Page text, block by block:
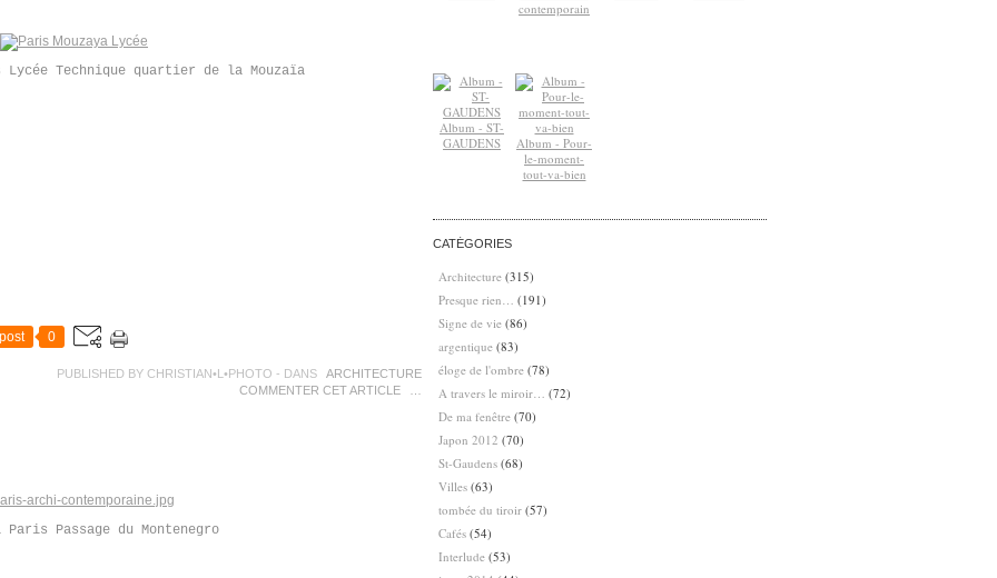
Lycée Technique quartier de la Mouzaïa
0
PUBLISHED BY CHRISTIAN•L•PHOTO - DANS
ARCHITECTURE
COMMENTER CET ARTICLE
Paris Passage du Montenegro
contemporain
Album - ST-
GAUDENS
Album - Pour-
le-moment-
tout-va-bien
CATÉGORIES
Architecture (315)
Presque rien…
(191)
Signe de vie (86)
argentique (83)
éloge de l'ombre (78)
A travers le miroir…
(72)
De ma fenêtre (70)
Japon 2012 (70)
St-Gaudens (68)
Villes (63)
tombée du tiroir (57)
Cafés (54)
Interlude (53)